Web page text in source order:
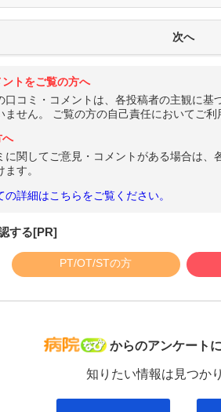
トをご覧の方へ
口コミ・コメントは、各投稿者の主観に
ません。 ご覧の方の自己責任においてご利
へ
に関してご意見・コメントがある場合は
す。
詳細はこちらをご覧ください。
する[PR]
PT/OT/STの方
病院なび
からのアンケート
知りたい情報は見つか